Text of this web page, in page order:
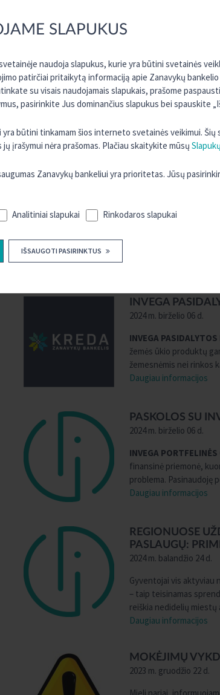
SLAPUKUS
naudoja slapukus, kurie yra būtini svetainės
patirčiai pritaikytą informaciją apie Zanavykų
su visais naudojamais slapukais, prašome
pasirinkite Jus dominančius slapukus bei spauskite
yra būtini tinkamam šios interneto svetainės veikimui.
įrašymui nėra prašomas. Plačiau skaitykite mūsų
Zanavykų bankeliui yra prioritetas. Jūsų
Analitiniai slapukai Rinkodaros slapukai
IŠSAUGOTI PASIRINKTUS
ILTE PASKOLOS
VALDAS
2025 m. vasario 21 d.
ILTE PASKOLOS
plėtoti tvarią žemės
prisitaikyti prie jos.
Daugiau informacijos
PAPILDOMAS
Nuo 2024 m. rugsėjo
paraiškas Lietuvos
INVEGA
2024 m. birželio 06 d.
INVEGA
žemės ūkio produktų
žemesnėmis nei rinkos
Daugiau informacijos
PASKOLOS SU
2024 m. birželio 06 d.
INVEGA
finansinė priemonė,
problema. Pasinaudoję
Daugiau informacijos
REGIONUOSE
PASLAUGŲ:
2024 m. balandžio 24 d.
Gyventojai vis aktyviau
– taip teisinamas
reiškia nedidelių
Daugiau informacijos
MOKĖJIMŲ
2023 m. gruodžio 22 d.